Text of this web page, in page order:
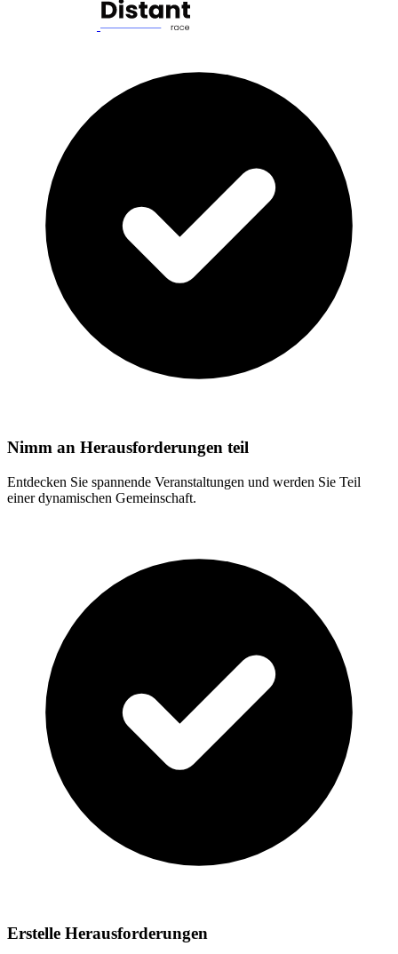
Nimm an Herausforderungen teil
Entdecken Sie spannende Veranstaltungen und werden Sie Teil
einer dynamischen Gemeinschaft.
Erstelle Herausforderungen